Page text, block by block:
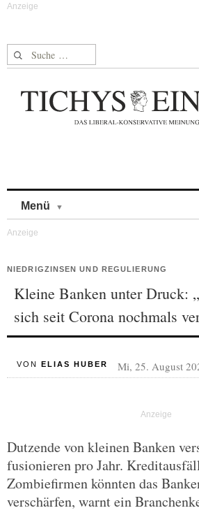
Suche nach:
Menü
NIEDRIGZINSEN UND REGULIERUNG
Kleine Banken unter Druck:
sich seit Corona nochmals
VON ELIAS HUBER Mi, 25. August
Dutzende von kleinen Banken
fusionieren pro Jahr.
Zombiefirmen könnten das
verschärfen, warnt ein